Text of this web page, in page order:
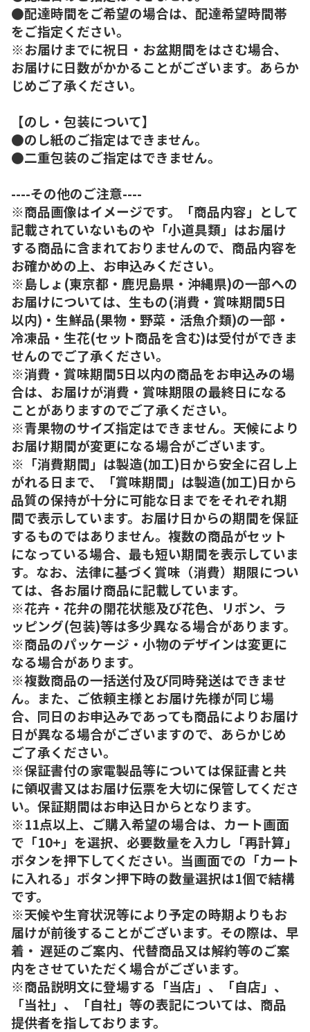
●配達時間をご希望の場合は、配達希望時間帯
をご指定ください。
※お届けまでに祝日・お盆期間をはさむ場合、
お届けに日数がかかることがございます。あらか
じめご了承ください。
【のし・包装について】
●のし紙のご指定はできません。
●二重包装のご指定はできません。
----その他のご注意----
※商品画像はイメージです。「商品内容」として
記載されていないものや「小道具類」はお届け
する商品に含まれておりませんので、商品内容を
お確かめの上、お申込みください。
※島しょ(東京都・鹿児島県・沖縄県)の一部への
お届けについては、生もの(消費・賞味期間5日
以内)・生鮮品(果物・野菜・活魚介類)の一部・
冷凍品・生花(セット商品を含む)は受付ができま
せんのでご了承ください。
※消費・賞味期間5日以内の商品をお申込みの場
合は、お届けが消費・賞味期限の最終日になる
ことがありますのでご了承ください。
※青果物のサイズ指定はできません。天候により
お届け期間が変更になる場合がございます。
※「消費期間」は製造(加工)日から安全に召し上
がれる日まで、「賞味期間」は製造(加工)日から
品質の保持が十分に可能な日までをそれぞれ期
間で表示しています。お届け日からの期間を保証
するものではありません。複数の商品がセット
になっている場合、最も短い期間を表示していま
す。なお、法律に基づく賞味（消費）期限につい
ては、各お届け商品に記載しています。
※花卉・花弁の開花状態及び花色、リボン、ラ
ッピング(包装)等は多少異なる場合があります。
※商品のパッケージ・小物のデザインは変更に
なる場合があります。
※複数商品の一括送付及び同時発送はできませ
ん。また、ご依頼主様とお届け先様が同じ場
合、同日のお申込みであっても商品によりお届け
日が異なる場合がございますので、あらかじめ
ご了承ください。
※保証書付の家電製品等については保証書と共
に領収書又はお届け伝票を大切に保管してくださ
い。保証期間はお申込日からとなります。
※11点以上、ご購入希望の場合は、カート画面
で「10+」を選択、必要数量を入力し「再計算」
ボタンを押下してください。当画面での「カート
に入れる」ボタン押下時の数量選択は1個で結構
です。
※天候や生育状況等により予定の時期よりもお
届けが前後することがございます。その際は、早
着・ 遅延のご案内、代替商品又は解約等のご案
内をさせていただく場合がございます。
※商品説明文に登場する「当店」、「自店」、
「当社」、「自社」等の表記については、商品
提供者を指しております。